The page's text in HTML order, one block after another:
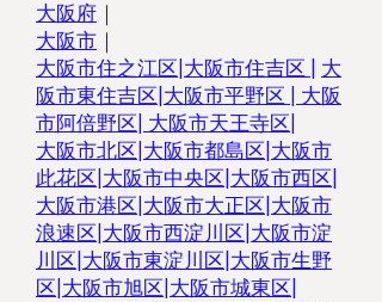
大阪府 ｜
大阪市 ｜
大阪市住之江区| 大阪市住吉区
大
阪市東住吉区 大阪市平野区
大阪
市阿倍野区 大阪市天王寺区
大阪市北区 大阪市都島区 大阪市
此花区 大阪市中央区 大阪市西区
大阪市港区 大阪市大正区 大阪市
浪速区 大阪市西淀川区 大阪市淀
川区 大阪市東淀川区 大阪市生野
区 大阪市旭区 大阪市城東区